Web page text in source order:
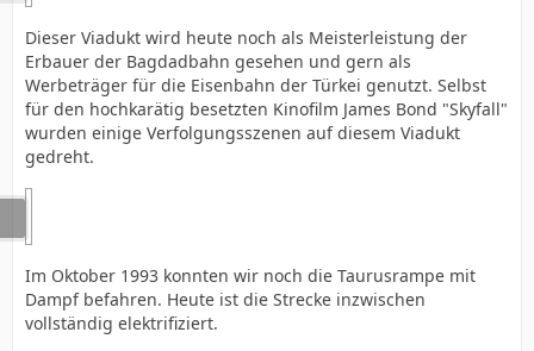
Dieser Viadukt wird heute noch als Meisterleistung der
Erbauer der Bagdadbahn gesehen und gern als
Werbeträger für die Eisenbahn der Türkei genutzt. Selbst
für den hochkarätig besetzten Kinofilm James Bond "Skyfall"
wurden einige Verfolgungsszenen auf diesem Viadukt
gedreht.
Im Oktober 1993 konnten wir noch die Taurusrampe mit
Dampf befahren. Heute ist die Strecke inzwischen
vollständig elektrifiziert.